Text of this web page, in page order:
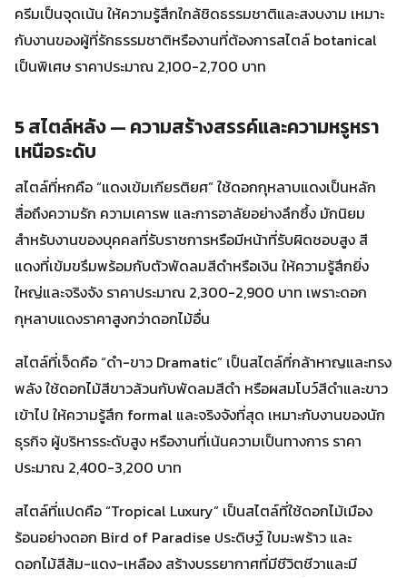
ครีมเป็นจุดเน้น ให้ความรู้สึกใกล้ชิดธรรมชาติและสงบงาม เหมาะ
กับงานของผู้ที่รักธรรมชาติหรืองานที่ต้องการสไตล์ botanical
เป็นพิเศษ ราคาประมาณ 2,100-2,700 บาท
5 สไตล์หลัง — ความสร้างสรรค์และความหรูหรา
เหนือระดับ
สไตล์ที่หกคือ “แดงเข้มเกียรติยศ” ใช้ดอกกุหลาบแดงเป็นหลัก
สื่อถึงความรัก ความเคารพ และการอาลัยอย่างลึกซึ้ง มักนิยม
สำหรับงานของบุคคลที่รับราชการหรือมีหน้าที่รับผิดชอบสูง สี
แดงที่เข้มขรึมพร้อมกับตัวพัดลมสีดำหรือเงิน ให้ความรู้สึกยิ่ง
ใหญ่และจริงจัง ราคาประมาณ 2,300-2,900 บาท เพราะดอก
กุหลาบแดงราคาสูงกว่าดอกไม้อื่น
สไตล์ที่เจ็ดคือ “ดำ-ขาว Dramatic” เป็นสไตล์ที่กล้าหาญและทรง
พลัง ใช้ดอกไม้สีขาวล้วนกับพัดลมสีดำ หรือผสมโบว์สีดำและขาว
เข้าไป ให้ความรู้สึก formal และจริงจังที่สุด เหมาะกับงานของนัก
ธุรกิจ ผู้บริหารระดับสูง หรืองานที่เน้นความเป็นทางการ ราคา
ประมาณ 2,400-3,200 บาท
สไตล์ที่แปดคือ “Tropical Luxury” เป็นสไตล์ที่ใช้ดอกไม้เมือง
ร้อนอย่างดอก Bird of Paradise ประดิษฐ์ ใบมะพร้าว และ
ดอกไม้สีส้ม-แดง-เหลือง สร้างบรรยากาศที่มีชีวิตชีวาและมี